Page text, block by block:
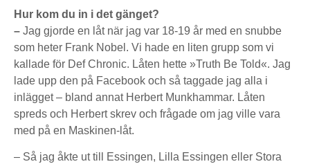
Hur kom du in i det gänget?
– Jag gjorde en låt när jag var 18-19 år med en snubbe
som heter Frank Nobel. Vi hade en liten grupp som vi
kallade för Def Chronic. Låten hette »Truth Be Told«. Jag
lade upp den på Facebook och så taggade jag alla i
inlägget – bland annat Herbert Munkhammar. Låten
spreds och Herbert skrev och frågade om jag ville vara
med på en Maskinen-låt.
– Så jag åkte ut till Essingen, Lilla Essingen eller Stora